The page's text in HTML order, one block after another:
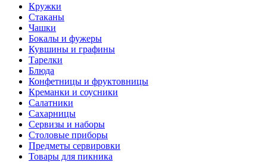
Кружки
Стаканы
Чашки
Бокалы и фужеры
Кувшины и графины
Тарелки
Блюда
Конфетницы и фруктовницы
Креманки и соусники
Салатники
Сахарницы
Сервизы и наборы
Столовые приборы
Предметы сервировки
Товары для пикника